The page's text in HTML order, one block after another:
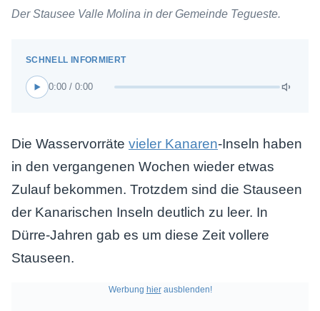
Der Stausee Valle Molina in der Gemeinde Tegueste.
0:00 / 0:00
Die Wasservorräte vieler Kanaren-Inseln haben
in den vergangenen Wochen wieder etwas
Zulauf bekommen. Trotzdem sind die Stauseen
der Kanarischen Inseln deutlich zu leer. In
Dürre-Jahren gab es um diese Zeit vollere
Stauseen.
Werbung hierausblenden!